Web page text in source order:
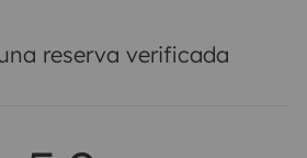
reserva verificada